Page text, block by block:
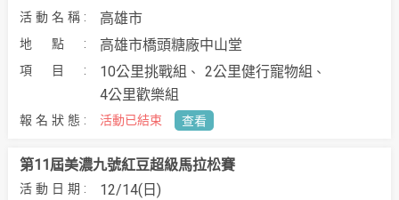
高雄市
高雄市橋頭糖廠中山堂
10公里挑戰組
2公里健行寵物組
4公里歡樂組
活動已結束 查看
12/14(日)
第11屆美濃九號紅豆超級馬拉松賽